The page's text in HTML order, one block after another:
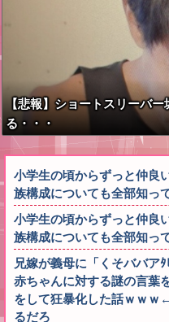
【悲報】ショートスリーバ
る・・・
小学生の頃からずっと仲良
族構成についても全部知っ
小学生の頃からずっと仲良
族構成についても全部知っ
兄嫁が義母に「くそババア
赤ちゃんに対する謎の言葉
をして狂暴化した話ｗｗｗ
るだろ